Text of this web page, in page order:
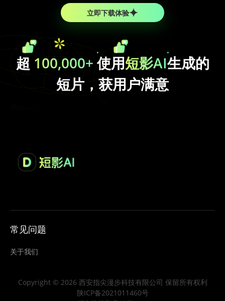
立即下载体验
超 100,000+使用短影AI生成的
短片，获用户满意
常见问题
关于我们
Copyright © 2026 西安指尖漫步科技有限公司 保留所有权利
陕ICP备2021011460号